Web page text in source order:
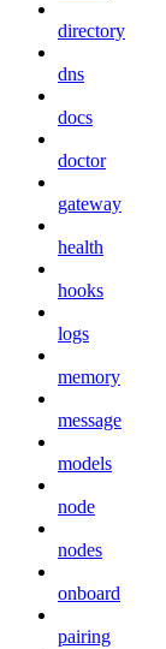
directory
dns
docs
doctor
gateway
health
hooks
logs
memory
message
models
node
nodes
onboard
pairing